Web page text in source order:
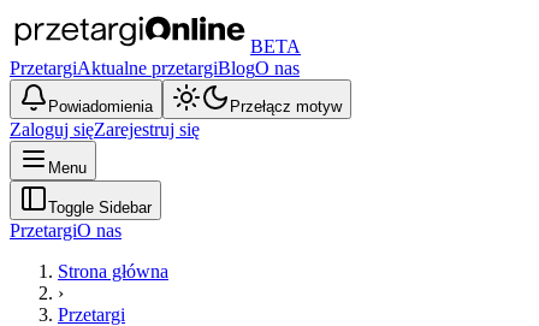
BETA
PrzetargiAktualne przetargiBlogO nas
Powiadomienia Przełącz motyw
Zaloguj sięZarejestruj się
Menu
Toggle Sidebar
PrzetargiO nas
Strona główna
›
Przetargi